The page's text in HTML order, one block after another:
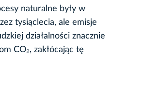
naturalne były w
tysiąclecia, ale emisje
działalności znacznie
CO₂, zakłócając tę